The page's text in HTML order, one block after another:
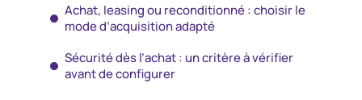
Achat, leasing ou reconditionné : choisir le
mode d’acquisition adapté
Sécurité dès l’achat : un critère à vérifier
avant de configurer